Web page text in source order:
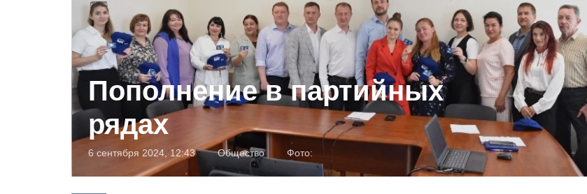
Пополнение в партийных
рядах
6 сентября 2024, 12:43 Общество Фото: